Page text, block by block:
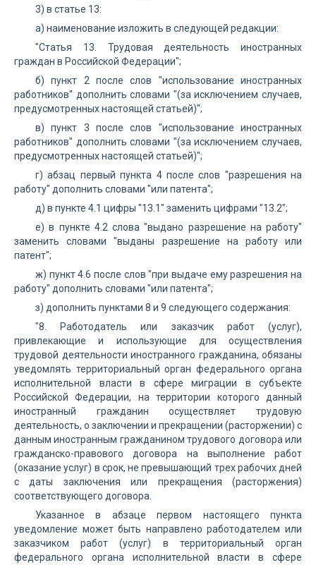
3) в статье 13:
а) наименование изложить в следующей редакции:
"Статья 13. Трудовая деятельность иностранных
граждан в Российской Федерации";
б) пункт 2 после слов "использование иностранных
работников" дополнить словами "(за исключением случаев,
предусмотренных настоящей статьей)";
в) пункт 3 после слов "использование иностранных
работников" дополнить словами "(за исключением случаев,
предусмотренных настоящей статьей)";
г) абзац первый пункта 4 после слов "разрешения на
работу" дополнить словами "или патента";
д) в пункте 4.1 цифры "13.1" заменить цифрами "13.2";
е) в пункте 4.2 слова "выдано разрешение на работу"
заменить словами "выданы разрешение на работу или
патент";
ж) пункт 4.6 после слов "при выдаче ему разрешения на
работу" дополнить словами "или патента";
з) дополнить пунктами 8 и 9 следующего содержания:
"8. Работодатель или заказчик работ (услуг),
привлекающие и использующие для осуществления
трудовой деятельности иностранного гражданина, обязаны
уведомлять территориальный орган федерального органа
исполнительной власти в сфере миграции в субъекте
Российской Федерации, на территории которого данный
иностранный гражданин осуществляет трудовую
деятельность, о заключении и прекращении (расторжении) с
данным иностранным гражданином трудового договора или
гражданско-правового договора на выполнение работ
(оказание услуг) в срок, не превышающий трех рабочих дней
с даты заключения или прекращения (расторжения)
соответствующего договора.
Указанное в абзаце первом настоящего пункта
уведомление может быть направлено работодателем или
заказчиком работ (услуг) в территориальный орган
федерального органа исполнительной власти в сфере